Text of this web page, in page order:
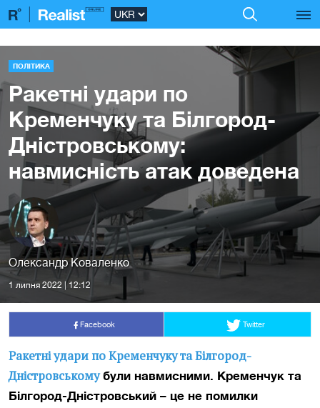
ПОЛІТИКА
Ракетні удари по
Кременчуку та Білгород-
Дністровському:
навмисність атак доведена
Олександр Коваленко
1 липня 2022 | 12:12
Facebook Twitter
Ракетні удари по Кременчуку та Білгород-
Дністровськомубули навмисними. Кременчук та
Білгород-Дністровський – це не помилки